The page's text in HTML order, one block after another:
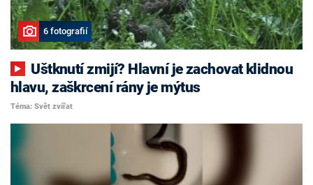
6 fotografií
hlavu, zaškrcení rány je mýtus
Téma: Svět zvířat